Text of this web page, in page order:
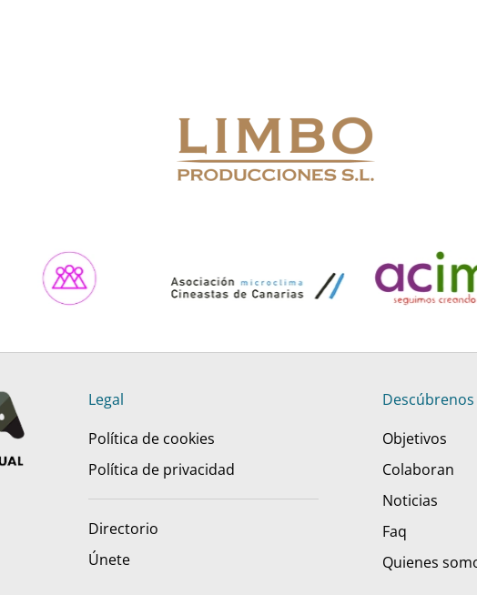
Legal
Política de cookies
Política de privacidad
Directorio
Únete
Descúbrenos
Objetivos
Colaboran
Noticias
Faq
Quienes